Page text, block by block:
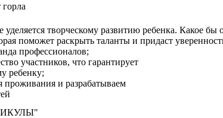
творческому развитию ребенка. Какое
поможет раскрыть таланты и придаст
профессионалов;
участников, что гарантирует
ребенку;
и разрабатываем